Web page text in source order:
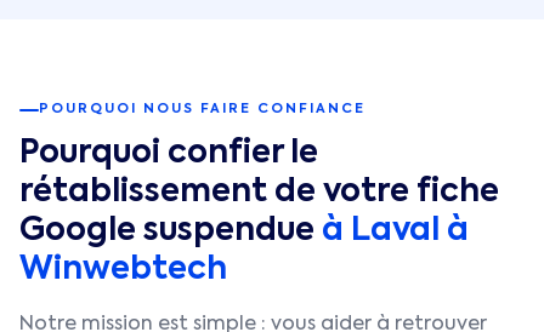
POURQUOI NOUS FAIRE CONFIANCE
Pourquoi confier le
rétablissement de votre fiche
Google suspendue à Laval à
Winwebtech
Notre mission est simple : vous aider à retrouver